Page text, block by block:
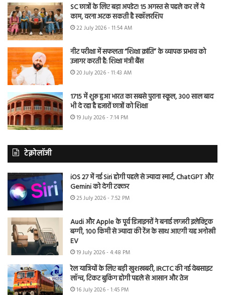
SC छात्रों के लिए बड़ा अपडेट! 15 अगस्त से पहले कर लें ये
काम, वरना अटक सकती है स्कॉलरशिप
22 July 2026 - 11:54 AM
नीट परीक्षा में सफलता “शिक्षा क्रांति” के व्यापक प्रभाव को
उजागर करती है: शिक्षा मंत्री बैंस
20 July 2026 - 11:43 AM
1715 में शुरू हुआ भारत का सबसे पुराना स्कूल, 300 साल बाद
भी दे रहा है हजारों छात्रों को शिक्षा
19 July 2026 - 7:14 PM
टेक्नोलॉजी
iOS 27 में नई Siri होगी पहले से ज्यादा स्मार्ट, ChatGPT और
Gemini को देगी टक्कर
25 July 2026 - 7:52 PM
Audi और Apple के पूर्व डिजाइनरों ने बनाई लग्जरी इलेक्ट्रिक
बग्गी, 100 किमी से ज्यादा की रेंज के साथ आएगी यह अनोखी
EV
19 July 2026 - 4:48 PM
रेल यात्रियों के लिए बड़ी खुशखबरी, IRCTC की नई वेबसाइट
लॉन्च, टिकट बुकिंग होगी पहले से आसान और तेज
16 July 2026 - 1:45 PM